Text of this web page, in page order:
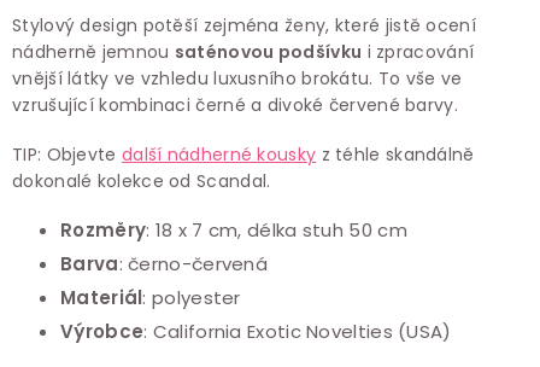
Stylový design potěší zejména ženy, které jistě ocení
nádherně jemnou saténovou podšívku i zpracování
vnější látky ve vzhledu luxusního brokátu. To vše ve
vzrušující kombinaci černé a divoké červené barvy.
TIP: Objevte další nádherné kousky z téhle skandálně
dokonalé kolekce od Scandal.
Rozměry: 18 x 7 cm, délka stuh 50 cm
Barva: černo-červená
Materiál: polyester
Výrobce: California Exotic Novelties (USA)